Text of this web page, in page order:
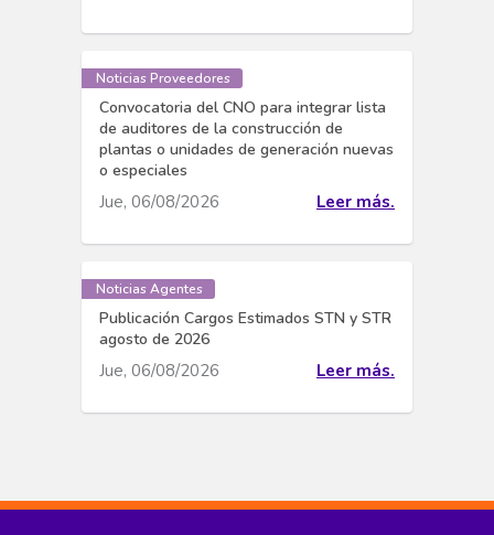
Noticias Proveedores
Convocatoria del CNO para integrar lista
de auditores de la construcción de
plantas o unidades de generación nuevas
o especiales
Jue, 06/08/2026 Leer más.
Noticias Agentes
Publicación Cargos Estimados STN y STR
agosto de 2026
Jue, 06/08/2026 Leer más.